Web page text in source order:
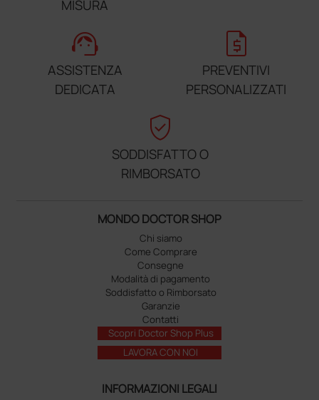
MISURA
support_agent
ASSISTENZA
DEDICATA
request_quote
PREVENTIVI
PERSONALIZZATI
verified_user
SODDISFATTO O
RIMBORSATO
MONDO DOCTOR SHOP
Chi siamo
Come Comprare
Consegne
Modalità di pagamento
Soddisfatto o Rimborsato
Garanzie
Contatti
Scopri Doctor Shop Plus
LAVORA CON NOI
INFORMAZIONI LEGALI